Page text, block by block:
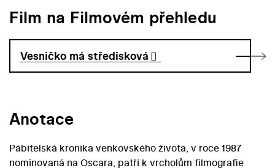
Film na Filmovém přehledu
Vesničko má středisková
Anotace
Pábitelská kronika venkovského života, v roce 1987
nominovaná na Oscara, patří k vrcholům filmografie